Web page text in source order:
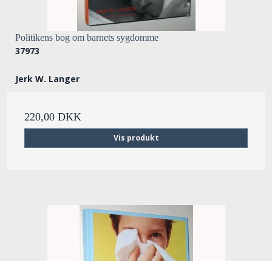
Politikens bog om barnets sygdomme
37973
Jerk W. Langer
220,00 DKK
Vis produkt